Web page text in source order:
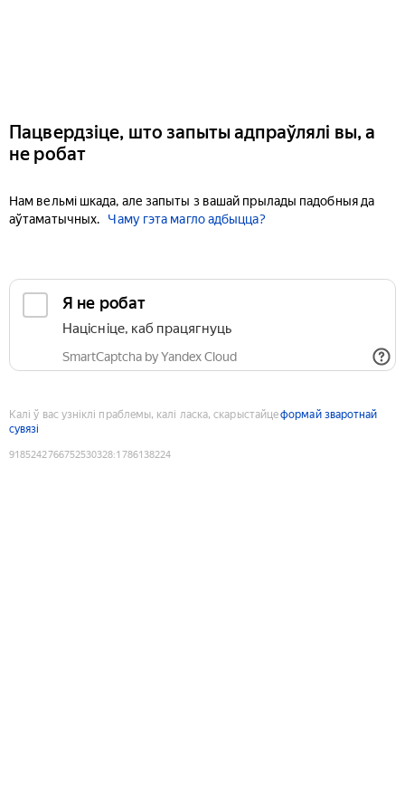
Пацвердзіце, што запыты адпраўлялі вы, а
не робат
Нам вельмі шкада, але запыты з вашай прылады падобныя да
аўтаматычных.
Чаму гэта магло адбыцца?
Я не робат
Націсніце, каб працягнуць
SmartCaptcha by Yandex Cloud
Калі ў вас узніклі праблемы, калі ласка, скарыстайцеформай зваротнай
сувязі
9185242766752530328:1786138224